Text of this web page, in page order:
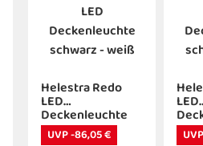
Helestra Redo
LED
Deckenleuchte
schwarz - weiß
UVP -86,05 €
LED